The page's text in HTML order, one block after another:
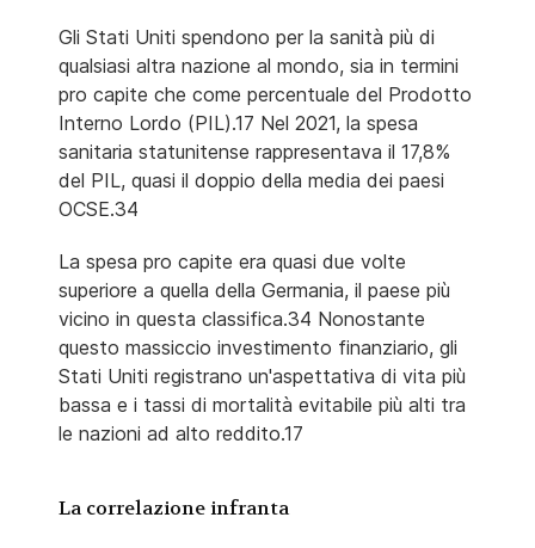
Gli Stati Uniti spendono per la sanità più di
qualsiasi altra nazione al mondo, sia in termini
pro capite che come percentuale del Prodotto
Interno Lordo (PIL).17 Nel 2021, la spesa
sanitaria statunitense rappresentava il 17,8%
del PIL, quasi il doppio della media dei paesi
OCSE.34
La spesa pro capite era quasi due volte
superiore a quella della Germania, il paese più
vicino in questa classifica.34 Nonostante
questo massiccio investimento finanziario, gli
Stati Uniti registrano un'aspettativa di vita più
bassa e i tassi di mortalità evitabile più alti tra
le nazioni ad alto reddito.17
La correlazione infranta